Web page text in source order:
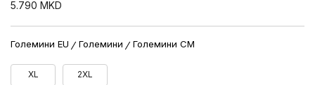
5.790 MKD
Големини EU Големини Големини CM
XL 2XL